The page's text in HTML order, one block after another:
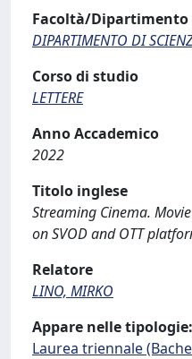
Facoltà/Dipartimento
DIPARTIMENTO DI
Corso di studio
LETTERE
Anno Accademico
2022
Titolo inglese
Streaming Cinema.
on SVOD and OTT
Relatore
LINO, MIRKO
Appare nelle tipologie:
Laurea triennale